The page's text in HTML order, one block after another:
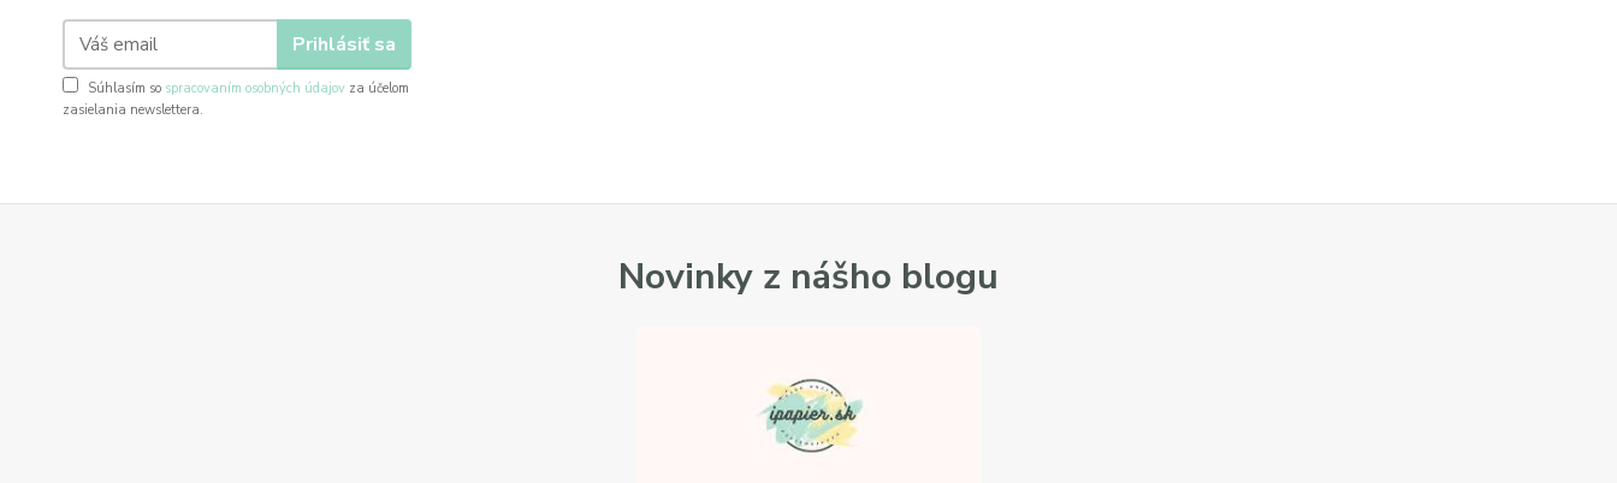
Prihlásiť sa
Súhlasím so spracovaním osobných údajov za účelom
zasielania newslettera.
Novinky z nášho blogu